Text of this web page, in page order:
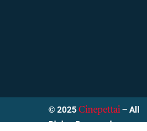
© 2025 Cinepettai – All
Rights Reserved